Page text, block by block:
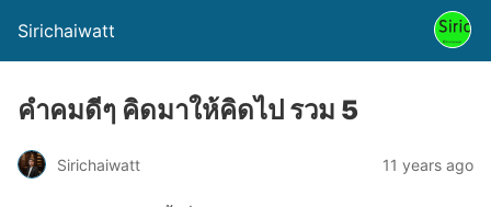
Sirichaiwatt
คำคมดีๆ คิดมาให้คิดไป รวม 5
Sirichaiwatt 11 years ago